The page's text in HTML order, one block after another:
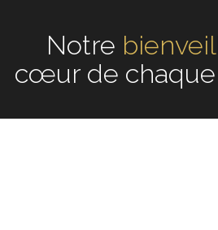
Notreécoute
chaque